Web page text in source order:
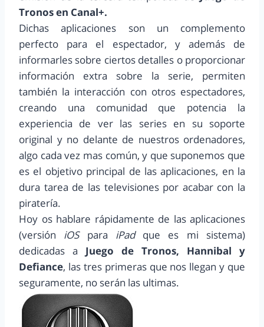
Tronos en Canal+.
Dichas aplicaciones son un complemento
perfecto para el espectador, y además de
informarles sobre ciertos detalles o proporcionar
información extra sobre la serie, permiten
también la interacción con otros espectadores,
creando una comunidad que potencia la
experiencia de ver las series en su soporte
original y no delante de nuestros ordenadores,
algo cada vez mas común, y que suponemos que
es el objetivo principal de las aplicaciones, en la
dura tarea de las televisiones por acabar con la
piratería.
Hoy os hablare rápidamente de las aplicaciones
(versión iOSpara iPad que es mi sistema)
dedicadas a Juego de Tronos, Hannibal y
Defiance, las tres primeras que nos llegan y que
seguramente, no serán las ultimas.